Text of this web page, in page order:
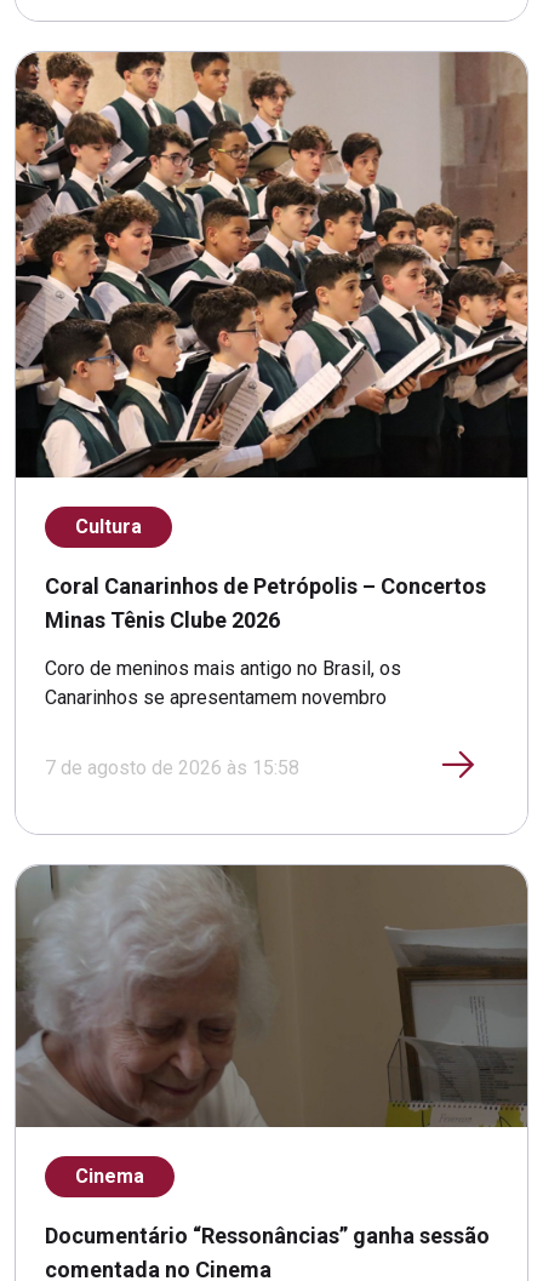
Cultura
Coral Canarinhos de Petrópolis – Concertos
Minas Tênis Clube 2026
Coro de meninos mais antigo no Brasil, os
Canarinhos se apresentamem novembro
7 de agosto de 2026 às 15:58
Cinema
Documentário “Ressonâncias” ganha sessão
comentada no Cinema